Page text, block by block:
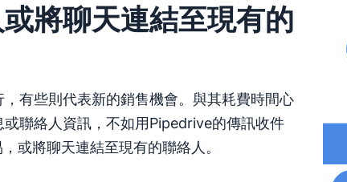
將聊天連結至現有的
有些則代表新的銷售機會。與其耗費時間心
聯絡人資訊，不如用Pipedrive的傳訊收件
或將聊天連結至現有的聯絡人。